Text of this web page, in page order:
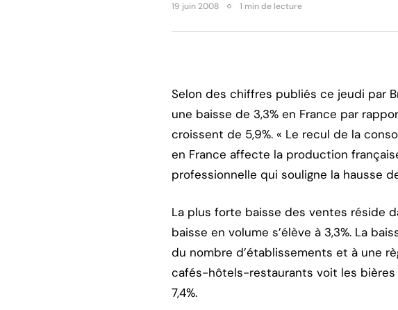
19 juin 2008 1 min de lecture
Selon des chiffres publiés ce jeudi par
une baisse de 3,3% en France par
croissent de 5,9%. « Le recul de la
en France affecte la production
professionnelle qui souligne la hausse
La plus forte baisse des ventes réside
baisse en volume s’élève à 3,3%. La
du nombre d’établissements et à une
cafés-hôtels-restaurants voit les
7,4%.